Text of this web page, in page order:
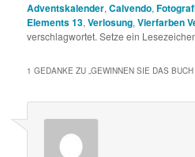
Adventskalender,Calvendo,
Elements 13,Verlosung,Vierfarben
verschlagwortet. Setze ein
1 GEDANKE ZU „GEWINNEN SIE DAS